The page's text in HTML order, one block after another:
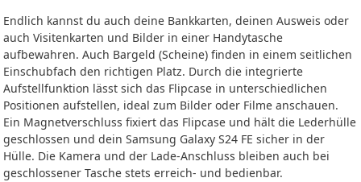
Endlich kannst du auch deine Bankkarten, deinen Ausweis oder
auch Visitenkarten und Bilder in einer Handytasche
aufbewahren. Auch Bargeld (Scheine) finden in einem seitlichen
Einschubfach den richtigen Platz. Durch die integrierte
Aufstellfunktion lässt sich das Flipcase in unterschiedlichen
Positionen aufstellen, ideal zum Bilder oder Filme anschauen.
Ein Magnetverschluss fixiert das Flipcase und hält die Lederhülle
geschlossen und dein Samsung Galaxy S24 FE sicher in der
Hülle. Die Kamera und der Lade-Anschluss bleiben auch bei
geschlossener Tasche stets erreich- und bedienbar.